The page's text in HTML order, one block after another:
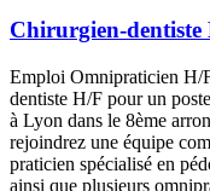
Chirurgien-dentiste
Emploi Omnipraticien
dentiste H/F pour un
à Lyon dans le 8ème
rejoindrez une équipe
praticien spécialisé en
ainsi que plusieurs